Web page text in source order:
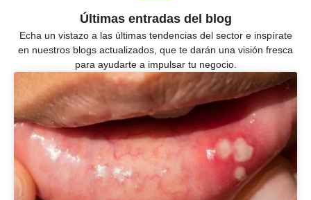
Últimas entradas del blog
Echa un vistazo a las últimas tendencias del sector e inspírate
en nuestros blogs actualizados, que te darán una visión fresca
para ayudarte a impulsar tu negocio.